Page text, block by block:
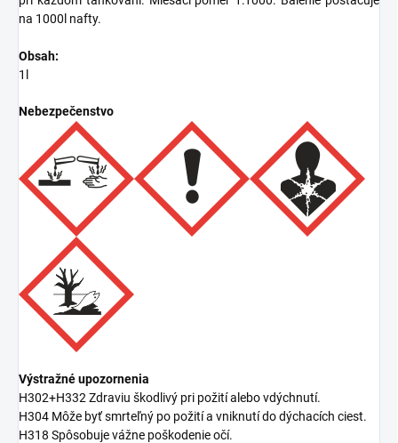
na 1000l nafty.
Obsah:
1l
Nebezpečenstvo
Výstražné upozornenia
H302+H332 Zdraviu škodlivý pri požití alebo vdýchnutí.
H304 Môže byť smrteľný po požití a vniknutí do dýchacích ciest.
H318 Spôsobuje vážne poškodenie očí.